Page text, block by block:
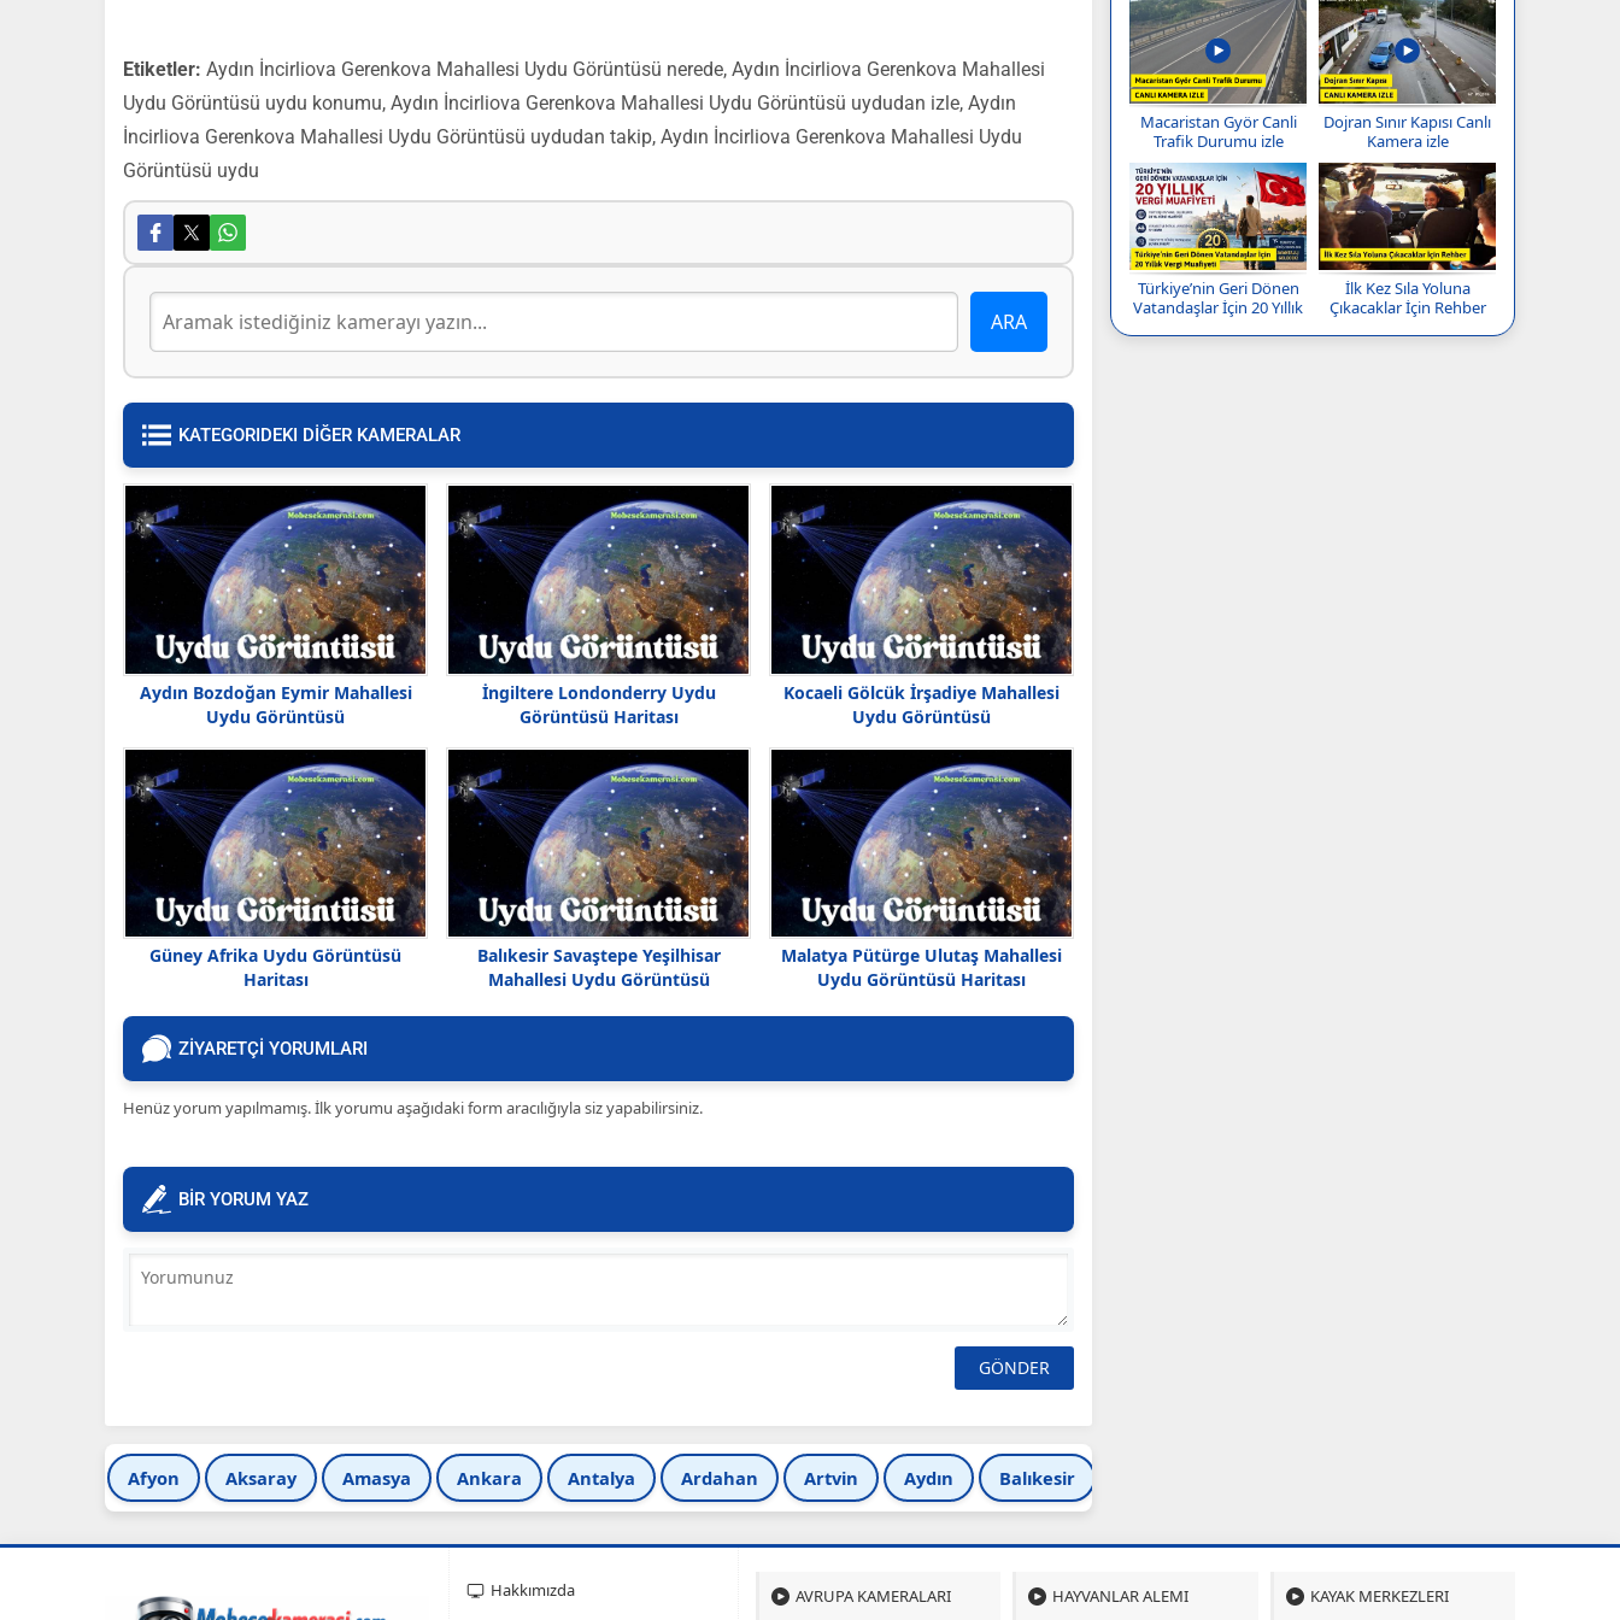
Etiketler: Aydın İncirliova Gerenkova Mahallesi Uydu Görüntüsü nerede, Aydın İncirliova Gerenkova Mahallesi
Uydu Görüntüsü uydu konumu, Aydın İncirliova Gerenkova Mahallesi Uydu Görüntüsü uydudan izle, Aydın
İncirliova Gerenkova Mahallesi Uydu Görüntüsü uydudan takip, Aydın İncirliova Gerenkova Mahallesi Uydu
Görüntüsü uydu
KATEGORIDEKI DİĞER KAMERALAR
Aydın Bozdoğan Eymir Mahallesi
Uydu Görüntüsü
İngiltere Londonderry Uydu
Görüntüsü Haritası
Kocaeli Gölcük İrşadiye Mahallesi
Uydu Görüntüsü
Güney Afrika Uydu Görüntüsü
Haritası
Balıkesir Savaştepe Yeşilhisar
Mahallesi Uydu Görüntüsü
Malatya Pütürge Ulutaş Mahallesi
Uydu Görüntüsü Haritası
ZİYARETÇİ YORUMLARI
Henüz yorum yapılmamış. İlk yorumu aşağıdaki form aracılığıyla siz yapabilirsiniz.
BİR YORUM YAZ
Afyon Aksaray Amasya Ankara Antalya Ardahan Artvin Aydın Balıkesir
Macaristan Györ Canli
Trafik Durumu izle
Dojran Sınır Kapısı Canlı
Kamera izle
Türkiye’nin Geri Dönen
Vatandaşlar İçin 20 Yıllık
İlk Kez Sıla Yoluna
Çıkacaklar İçin Rehber
Hakkımızda AVRUPA KAMERALARI HAYVANLAR ALEMI KAYAK MERKEZLERI